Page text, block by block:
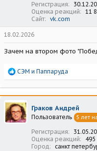
Регистрация
Оценка реакций
11
Сайт
vk.com
18.02.2026
Зачем на втором фото
Р
а
к
ц
и
и
СЭМ и Паппаруда
Граков Андрей
Пользователь 5 лет
Регистрация
Оценка реакций
495
Город
санкт